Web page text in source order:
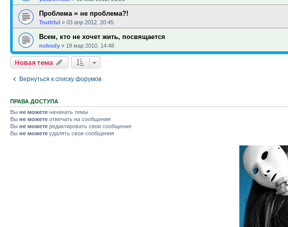
Проблема = не проблема?!
Truthful » 03 апр 2012, 20:45
Всем, кто не хочет жить, посвящается
nobody » 18 мар 2010, 14:48
Новая тема
Вернуться к списку форумов
ПРАВА ДОСТУПА
Вы не можете начинать темы
Вы не можете отвечать на сообщения
Вы не можете редактировать свои сообщения
Вы не можете удалять свои сообщения